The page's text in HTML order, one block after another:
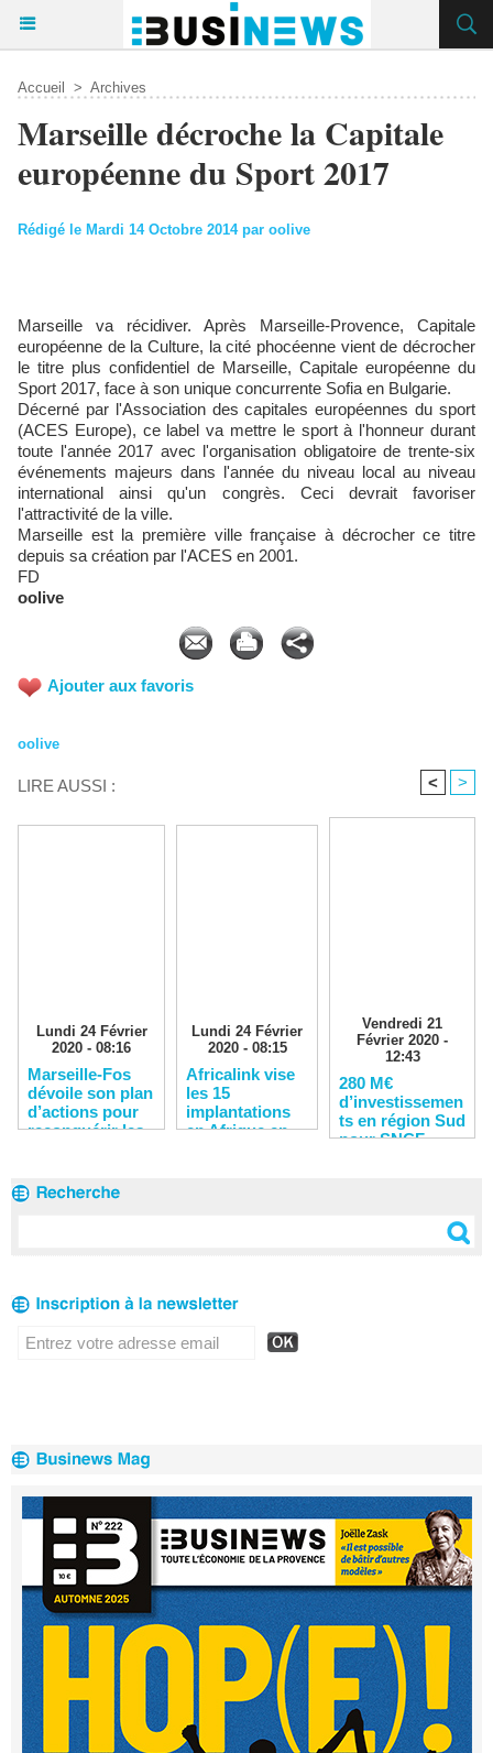
Accueil > Archives
Marseille décroche la Capitale
européenne du Sport 2017
Rédigé le Mardi 14 Octobre 2014 par oolive
Marseille va récidiver. Après Marseille-Provence, Capitale
européenne de la Culture, la cité phocéenne vient de décrocher
le titre plus confidentiel de Marseille, Capitale européenne du
Sport 2017, face à son unique concurrente Sofia en Bulgarie.
Décerné par l'Association des capitales européennes du sport
(ACES Europe), ce label va mettre le sport à l'honneur durant
toute l'année 2017 avec l'organisation obligatoire de trente-six
événements majeurs dans l'année du niveau local au niveau
international ainsi qu'un congrès. Ceci devrait favoriser
l'attractivité de la ville.
Marseille est la première ville française à décrocher ce titre
depuis sa création par l'ACES en 2001.
FD
oolive
Ajouter aux favoris
oolive
LIRE AUSSI : < >
Lundi 24 Février
2020 - 08:16
Marseille-Fos
dévoile son plan
d’actions pour
reconquérir les
Lundi 24 Février
2020 - 08:15
Africalink vise
les 15
implantations
en Afrique en
Vendredi 21
Février 2020 -
12:43
280 M€
d’investissemen
ts en région Sud
pour SNCF